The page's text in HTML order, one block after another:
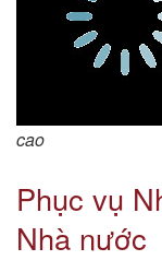
cao
Phục vụ
Nhà nước